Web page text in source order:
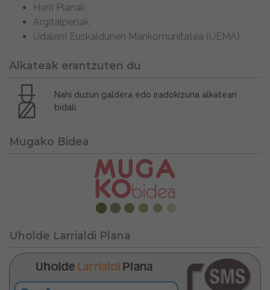
Herri Planak
Argitalpenak
Udalerri Euskaldunen Mankomunitatea (UEMA)
Alkateak erantzuten du
Nahi duzun galdera edo iradokizuna alkateari
bidali.
Mugako Bidea
Uholde Larrialdi Plana